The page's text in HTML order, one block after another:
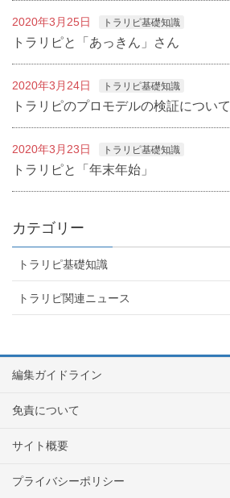
2020年3月25日 トラリピ基礎知識
トラリピと「あっきん」さん
2020年3月24日 トラリピ基礎知識
トラリピのプロモデルの検証について
2020年3月23日 トラリピ基礎知識
トラリピと「年末年始」
カテゴリー
トラリピ基礎知識
トラリピ関連ニュース
編集ガイドライン
免責について
サイト概要
プライバシーポリシー